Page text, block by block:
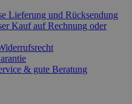
Lieferung und Rücksendung
Kauf auf Rechnung oder
& gute Beratung